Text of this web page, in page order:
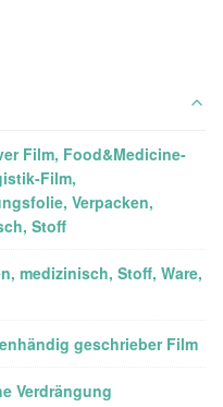
Film, Food&Medicine-
Film,
Verpacken,
Stoff
medizinisch, Stoff, Ware,
geschrieber Film
Verdrängung